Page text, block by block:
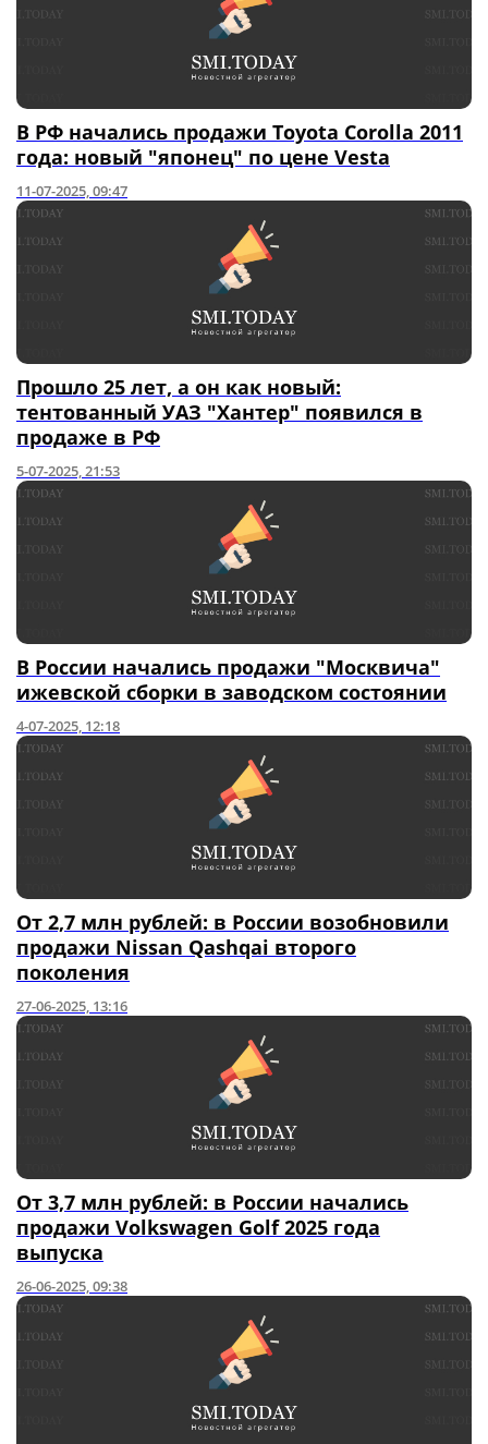
В РФ начались продажи Toyota Corolla 2011
года: новый "японец" по цене Vesta
11-07-2025, 09:47
Прошло 25 лет, а он как новый:
тентованный УАЗ "Хантер" появился в
продаже в РФ
5-07-2025, 21:53
В России начались продажи "Москвича"
ижевской сборки в заводском состоянии
4-07-2025, 12:18
От 2,7 млн рублей: в России возобновили
продажи Nissan Qashqai второго
поколения
27-06-2025, 13:16
От 3,7 млн рублей: в России начались
продажи Volkswagen Golf 2025 года
выпуска
26-06-2025, 09:38